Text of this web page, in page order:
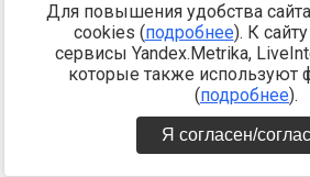
Для повышения удобства
cookies (подробнее). К
сервисы Yandex.Metrika,
которые также используют
(подробнее).
Я согласен/